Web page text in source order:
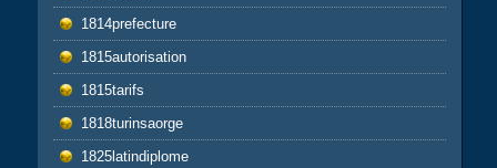
1814prefecture
1815autorisation
1815tarifs
1818turinsaorge
1825latindiplome